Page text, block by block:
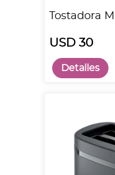
Tostadora
USD 30
Detalles